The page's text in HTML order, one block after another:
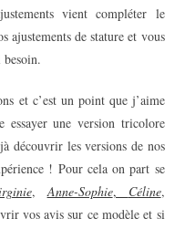
vient compléter le
ajustements de stature et vous
et c’est un point que j’aime
essayer une version tricolore
découvrir les versions de nos
! Pour cela on part se
, Anne-Sophie, Céline,
vos avis sur ce modèle et si